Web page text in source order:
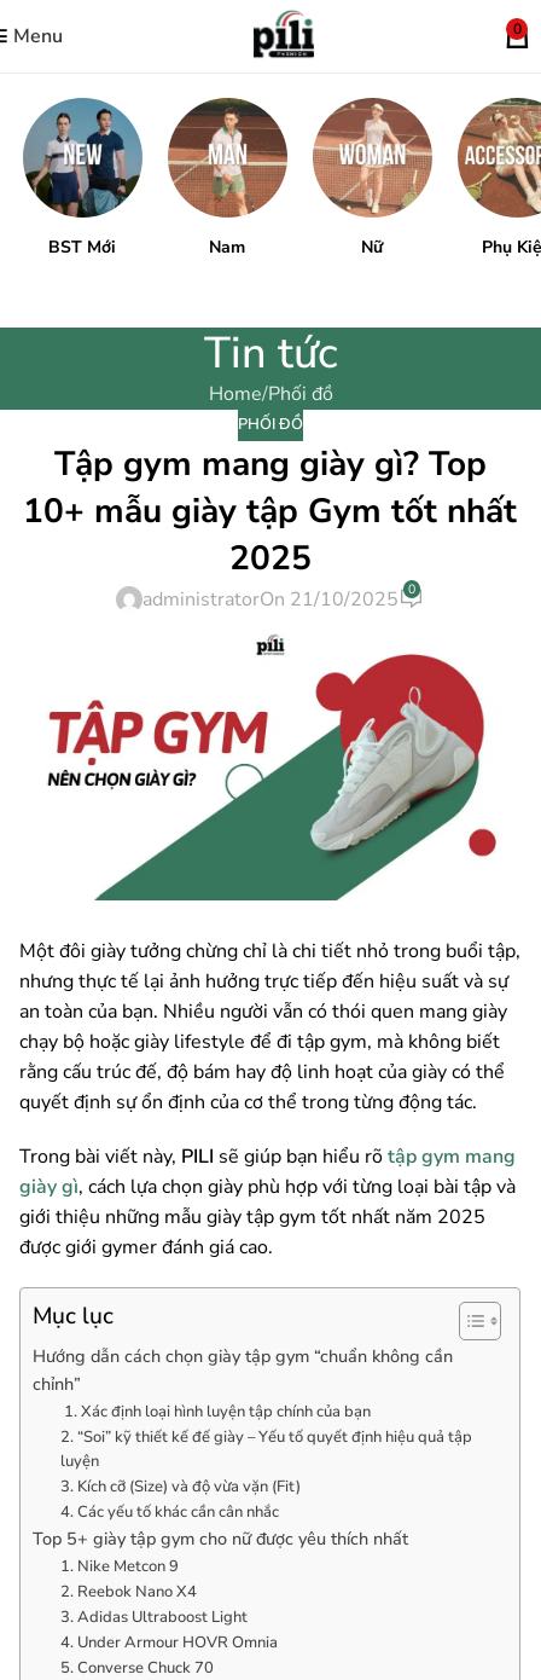
Menu 0
BST Mới Nam Nữ Phụ
Tin tức
Home Phối đồ
PHỐI ĐỒ
Tập gym mang giày gì? Top
10+ mẫu giày tập Gym tốt nhất
2025
administratorOn 21/10/2025 0
Một đôi giày tưởng chừng chỉ là chi tiết nhỏ trong buổi tập,
nhưng thực tế lại ảnh hưởng trực tiếp đến hiệu suất và sự
an toàn của bạn. Nhiều người vẫn có thói quen mang giày
chạy bộ hoặc giày lifestyle để đi tập gym, mà không biết
rằng cấu trúc đế, độ bám hay độ linh hoạt của giày có thể
quyết định sự ổn định của cơ thể trong từng động tác.
Trong bài viết này, PILI sẽ giúp bạn hiểu rõtập gym mang
giày gì, cách lựa chọn giày phù hợp với từng loại bài tập và
giới thiệu những mẫu giày tập gym tốt nhất năm 2025
được giới gymer đánh giá cao.
Mục lục
Hướng dẫn cách chọn giày tập gym “chuẩn không cần
chỉnh”
1. Xác định loại hình luyện tập chính của bạn
2. “Soi” kỹ thiết kế đế giày – Yếu tố quyết định hiệu quả tập
luyện
3. Kích cỡ (Size) và độ vừa vặn (Fit)
4. Các yếu tố khác cần cân nhắc
Top 5+ giày tập gym cho nữ được yêu thích nhất
1. Nike Metcon 9
2. Reebok Nano X4
3. Adidas Ultraboost Light
4. Under Armour HOVR Omnia
5. Converse Chuck 70